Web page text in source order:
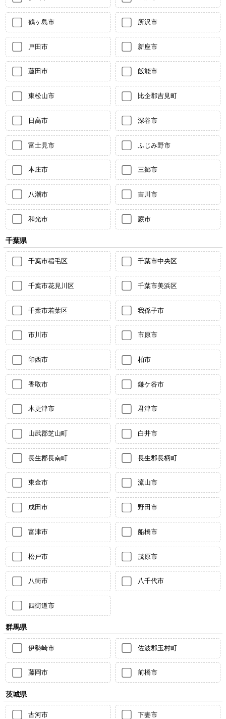
鶴ヶ島市 所沢市
戸田市 新座市
蓮田市 飯能市
東松山市 比企郡吉見町
日高市 深谷市
富士見市 ふじみ野市
本庄市 三郷市
八潮市 吉川市
和光市 蕨市
千葉県
千葉市稲毛区 千葉市中央区
千葉市花見川区 千葉市美浜区
千葉市若葉区 我孫子市
市川市 市原市
印西市 柏市
香取市 鎌ケ谷市
木更津市 君津市
山武郡芝山町 白井市
長生郡長南町 長生郡長柄町
東金市 流山市
成田市 野田市
富津市 船橋市
松戸市 茂原市
八街市 八千代市
四街道市
群馬県
伊勢崎市 佐波郡玉村町
藤岡市 前橋市
茨城県
古河市 下妻市